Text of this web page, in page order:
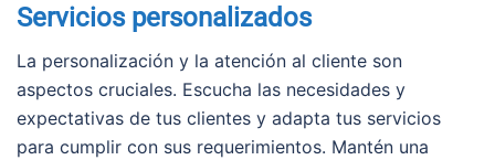
Servicios personalizados
La personalización y la atención al cliente son
aspectos cruciales. Escucha las necesidades y
expectativas de tus clientes y adapta tus servicios
para cumplir con sus requerimientos. Mantén una